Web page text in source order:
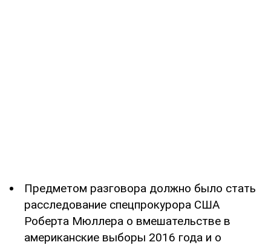
Предметом разговора должно было стать
расследование спецпрокурора США
Роберта Мюллера о вмешательстве в
американские выборы 2016 года и о